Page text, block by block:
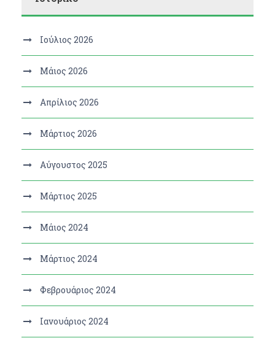
Ιούλιος 2026
Μάιος 2026
Απρίλιος 2026
Μάρτιος 2026
Αύγουστος 2025
Μάρτιος 2025
Μάιος 2024
Μάρτιος 2024
Φεβρουάριος 2024
Ιανουάριος 2024